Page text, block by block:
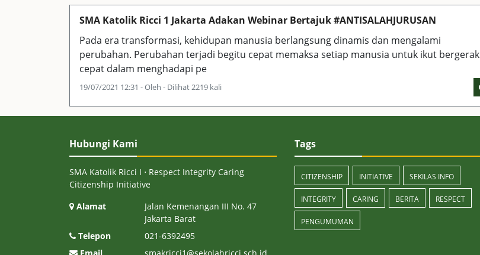
SMA Katolik Ricci 1 Jakarta Adakan Webinar Bertajuk #ANTISALAHJURUSAN
Pada era transformasi, kehidupan manusia berlangsung dinamis dan mengalami
perubahan. Perubahan terjadi begitu cepat memaksa setiap manusia untuk ikut bergerak
cepat dalam menghadapi pe
19/07/2021 12:31 - Oleh - Dilihat 2219 kali
Hubungi Kami
SMA Katolik Ricci I ⋅ Respect Integrity Caring
Citizenship Initiative
Alamat
Jalan Kemenangan III No. 47
Jakarta Barat
Telepon
021-6392495
Email
smakricci1@sekolahricci.sch.id
Tags
CITIZENSHIP INITIATIVE SEKILAS INFO
INTEGRITY CARING BERITA RESPECT
PENGUMUMAN